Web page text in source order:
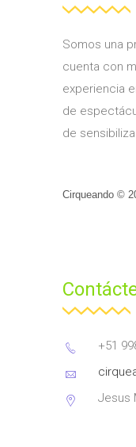
Somos una
cuenta con
experiencia
de
de
Cirqueando ©
+51
Jesus